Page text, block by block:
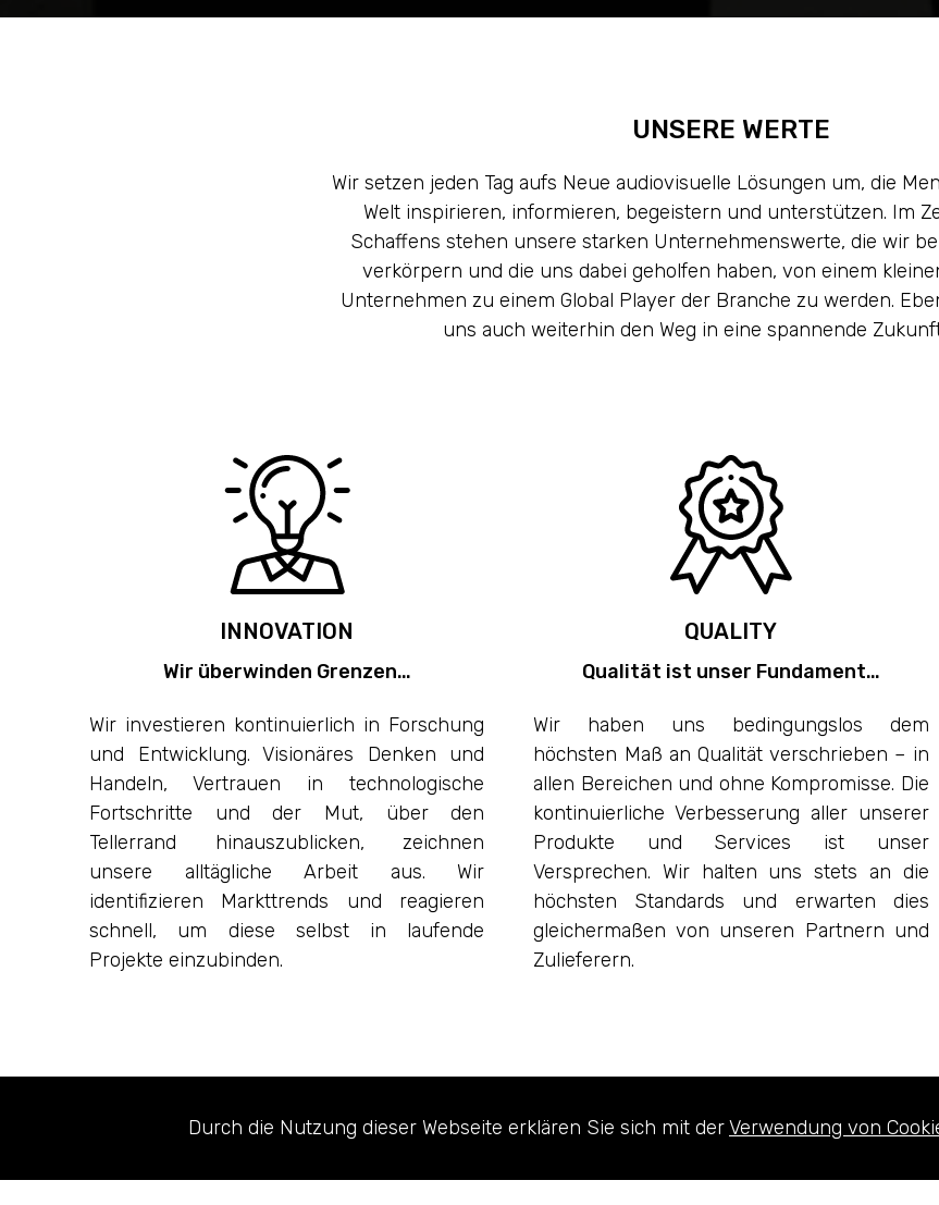
UNSERE WERTE
Wir setzen jeden Tag aufs Neue audiovisuelle Lösungen um, die
Welt inspirieren, informieren, begeistern und unterstützen. Im
Schaffens stehen unsere starken Unternehmenswerte, die wir
verkörpern und die uns dabei geholfen haben, von einem
Unternehmen zu einem Global Player der Branche zu werden.
uns auch weiterhin den Weg in eine spannende
INNOVATION
Wir überwinden Grenzen…
Wir investieren kontinuierlich in Forschung
und Entwicklung. Visionäres Denken und
Handeln, Vertrauen in technologische
Fortschritte und der Mut, über den
Tellerrand hinauszublicken, zeichnen
unsere alltägliche Arbeit aus. Wir
identifizieren Markttrends und reagieren
schnell, um diese selbst in laufende
Projekte einzubinden.
QUALITY
Qualität ist unser Fundament…
Wir haben uns bedingungslos dem
höchsten Maß an Qualität verschrieben – in
allen Bereichen und ohne Kompromisse. Die
kontinuierliche Verbesserung aller unserer
Produkte und Services ist unser
Versprechen. Wir halten uns stets an die
höchsten Standards und erwarten dies
gleichermaßen von unseren Partnern und
Zulieferern.
Durch die Nutzung dieser Webseite erklären Sie sich mit derVerwendung von